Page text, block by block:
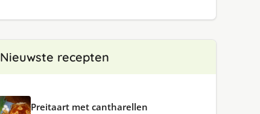
Nieuwste recepten
Preitaart met cantharellen